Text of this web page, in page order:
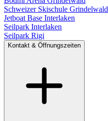
Schweizer Skischule Grindelwald
Jetboat Base Interlaken
Seilpark Interlaken
Seilpark Rigi
Kontakt & Öffnungszeiten